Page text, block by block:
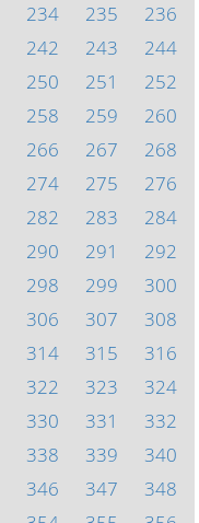
234 235
236
242 243
244
250 251
252
258 259
260
266 267
268
274 275
276
282 283
284
290 291
292
298 299
300
306 307
308
314 315
316
322 323
324
330 331
332
338 339
340
346 347
348